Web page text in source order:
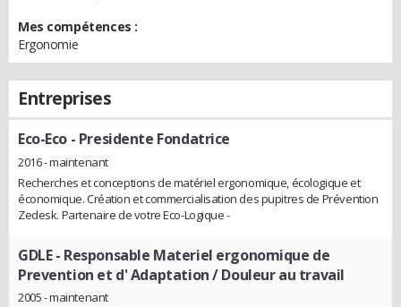
Mes compétences :
Ergonomie
Entreprises
Eco-Eco - Presidente Fondatrice
2016 - maintenant
Recherches et conceptions de matériel ergonomique, écologique et
économique. Création et commercialisation des pupitres de Prévention
Zedesk. Partenaire de votre Eco-Logique -
GDLE- Responsable Materiel ergonomique de
Prevention et d' Adaptation / Douleur au travail
2005 - maintenant